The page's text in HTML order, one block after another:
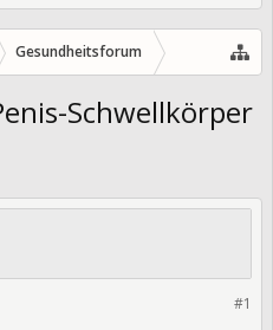
Gesundheitsforum
Schwellkörper
#1